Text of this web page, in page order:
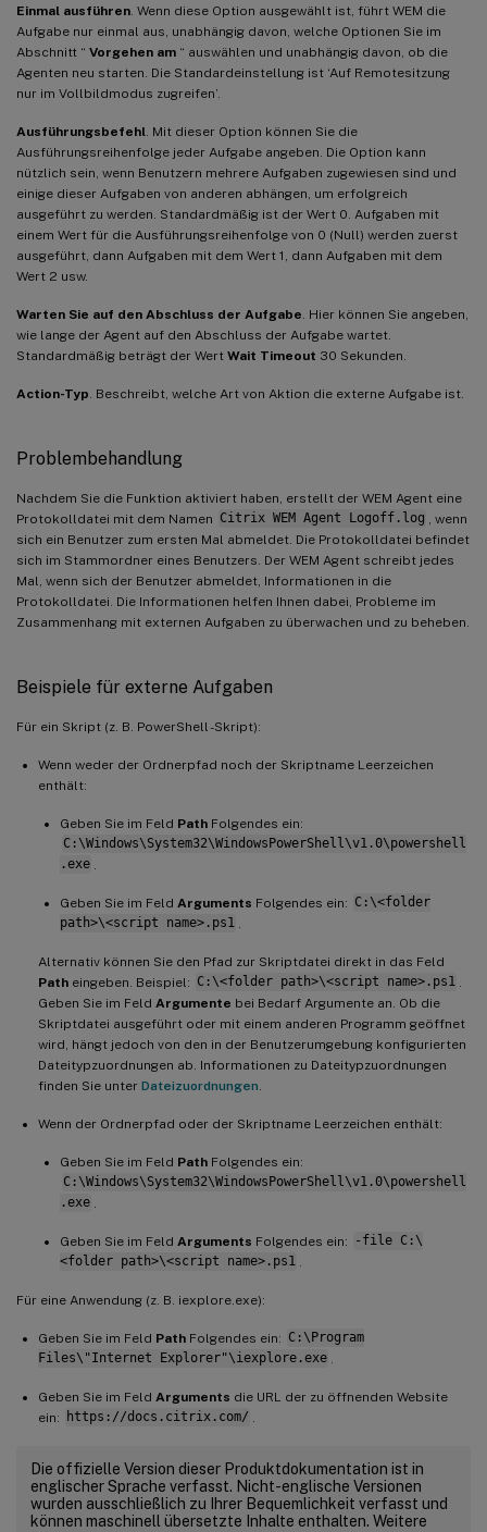
Einmal ausführen . Wenn diese Option ausgewählt ist, führt WEM die
Aufgabe nur einmal aus, unabhängig davon, welche Optionen Sie im
Abschnitt “ Vorgehen am “ auswählen und unabhängig davon, ob die
Agenten neu starten. Die Standardeinstellung ist ‘Auf Remotesitzung
nur im Vollbildmodus zugreifen’.
Ausführungsbefehl . Mit dieser Option können Sie die
Ausführungsreihenfolge jeder Aufgabe angeben. Die Option kann
nützlich sein, wenn Benutzern mehrere Aufgaben zugewiesen sind und
einige dieser Aufgaben von anderen abhängen, um erfolgreich
ausgeführt zu werden. Standardmäßig ist der Wert 0. Aufgaben mit
einem Wert für die Ausführungsreihenfolge von 0 (Null) werden zuerst
ausgeführt, dann Aufgaben mit dem Wert 1, dann Aufgaben mit dem
Wert 2 usw.
Warten Sie auf den Abschluss der Aufgabe . Hier können Sie angeben,
wie lange der Agent auf den Abschluss der Aufgabe wartet.
Standardmäßig beträgt der Wert Wait Timeout 30 Sekunden.
Action-Typ . Beschreibt, welche Art von Aktion die externe Aufgabe ist.
Problembehandlung
Nachdem Sie die Funktion aktiviert haben, erstellt der WEM Agent eine
Protokolldatei mit dem Namen Citrix WEM Agent Logoff.log
, wenn
sich ein Benutzer zum ersten Mal abmeldet. Die Protokolldatei befindet
sich im Stammordner eines Benutzers. Der WEM Agent schreibt jedes
Mal, wenn sich der Benutzer abmeldet, Informationen in die
Protokolldatei. Die Informationen helfen Ihnen dabei, Probleme im
Zusammenhang mit externen Aufgaben zu überwachen und zu beheben.
Beispiele für externe Aufgaben
Für ein Skript (z. B. PowerShell -Skript):
Wenn weder der Ordnerpfad noch der Skriptname Leerzeichen
enthält:
Geben Sie im Feld Path Folgendes ein:
C:\Windows\System32\WindowsPowerShell\v1.0\powershell
.exe
Geben Sie im Feld Arguments Folgendes ein: C:\<folder
path>\<script name>.ps1
Alternativ können Sie den Pfad zur Skriptdatei direkt in das Feld
Path eingeben. Beispiel: C:\<folder path>\<script name>.ps1
Geben Sie im Feld Argumente bei Bedarf Argumente an. Ob die
Skriptdatei ausgeführt oder mit einem anderen Programm geöffnet
wird, hängt jedoch von den in der Benutzerumgebung konfigurierten
Dateitypzuordnungen ab. Informationen zu Dateitypzuordnungen
finden Sie unter Dateizuordnungen
Wenn der Ordnerpfad oder der Skriptname Leerzeichen enthält:
Geben Sie im Feld Path Folgendes ein:
C:\Windows\System32\WindowsPowerShell\v1.0\powershell
.exe
Geben Sie im Feld Arguments Folgendes ein:
-file C:\
<folder path>\<script name>.ps1
Für eine Anwendung (z. B. iexplore.exe):
Geben Sie im Feld Path Folgendes ein: C:\Program
Files\"Internet Explorer"\iexplore.exe
Geben Sie im Feld Arguments die URL der zu öffnenden Website
ein:
https://docs.citrix.com/
Die offizielle Version dieser Produktdokumentation ist in
englischer Sprache verfasst. Nicht-englische Versionen
wurden ausschließlich zu Ihrer Bequemlichkeit verfasst und
können maschinell übersetzte Inhalte enthalten. Weitere